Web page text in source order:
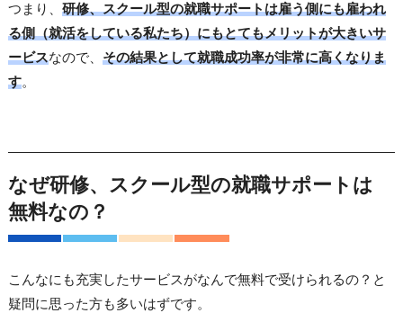
つまり、 研修、スクール型の就職サポートは雇う側にも雇われ
る側（就活をしている私たち）にもとてもメリットが大きいサ
ービスなので、 その結果として就職成功率が非常に高くなりま
す。
なぜ研修、スクール型の就職サポートは
無料なの？
こんなにも充実したサービスがなんで無料で受けられるの？と
疑問に思った方も多いはずです。